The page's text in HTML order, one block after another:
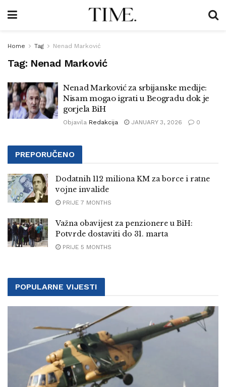
Home Tag Nenad Marković
Tag: Nenad Marković
Nenad Marković za srbijanske medije:
Nisam mogao igrati u Beogradu dok je
gorjela BiH
Objavila Redakcija JANUARY 3, 2026 0
PREPORUČENO
Dodatnih 112 miliona KM za borce i ratne
vojne invalide
PRIJE 7 MONTHS
Važna obavijest za penzionere u BiH:
Potvrde dostaviti do 31. marta
PRIJE 5 MONTHS
POPULARNE VIJESTI